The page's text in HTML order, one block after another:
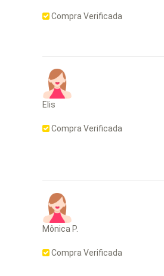
Compra Verificada
Elis
Compra Verificada
Mônica P.
Compra Verificada